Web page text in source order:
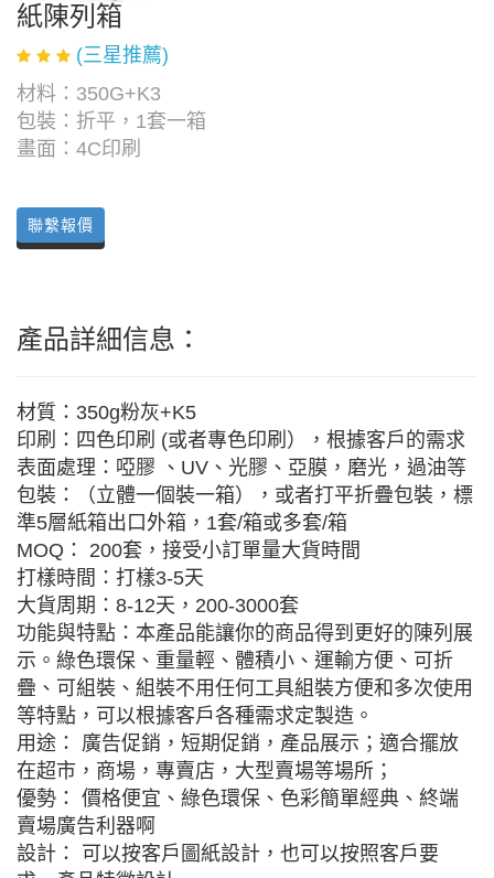
紙陳列箱
(三星推薦)
材料：350G+K3
包裝：折平，1套一箱
畫面：4C印刷
聯繫報價
產品詳細信息：
材質：350g粉灰+K5
印刷：四色印刷 (或者專色印刷），根據客戶的需求
表面處理：啞膠 、UV、光膠、亞膜，磨光，過油等
包裝：（立體一個裝一箱），或者打平折疊包裝，標
準5層紙箱出口外箱，1套/箱或多套/箱
MOQ： 200套，接受小訂單量大貨時間
打樣時間：打樣3-5天
大貨周期：8-12天，200-3000套
功能與特點：本產品能讓你的商品得到更好的陳列展
示。綠色環保、重量輕、體積小、運輸方便、可折
疊、可組裝、組裝不用任何工具組裝方便和多次使用
等特點，可以根據客戶各種需求定製造。
用途： 廣告促銷，短期促銷，產品展示；適合擺放
在超市，商場，專賣店，大型賣場等場所；
優勢： 價格便宜、綠色環保、色彩簡單經典、終端
賣場廣告利器啊
設計： 可以按客戶圖紙設計，也可以按照客戶要